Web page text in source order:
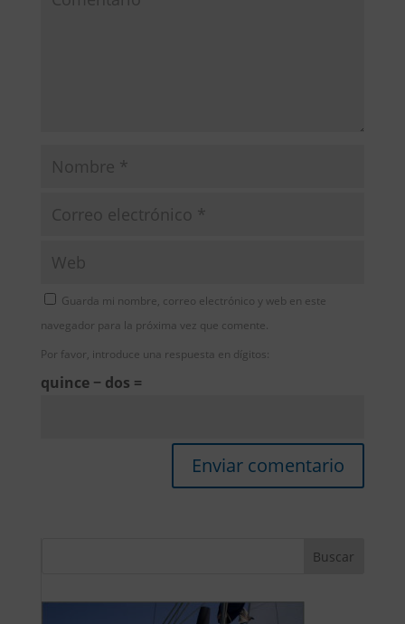
Guarda mi nombre, correo electrónico y web en este
navegador para la próxima vez que comente.
Por favor, introduce una respuesta en dígitos:
quince − dos =